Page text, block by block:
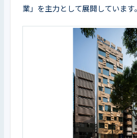
業」を主力として展開しています。